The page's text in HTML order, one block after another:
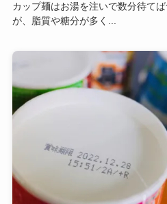
カップ麺はお湯を注いで数分待て
が、脂質や糖分が多く...